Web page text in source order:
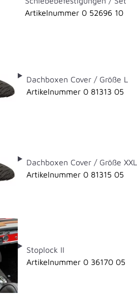
Artikelnummer 0 52696 10
Dachboxen Cover / Größe L
Artikelnummer 0 81313 05
Dachboxen Cover / Größe XXL
Artikelnummer 0 81315 05
Stoplock II
Artikelnummer 0 36170 05